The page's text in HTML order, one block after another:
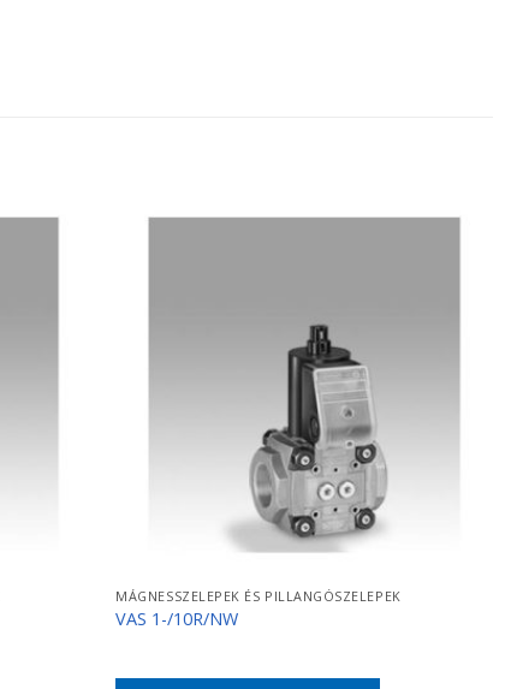
MÁGNESSZELEPEK ÉS PILLANGÓSZELEPEK
VAS 1-/10R/NW